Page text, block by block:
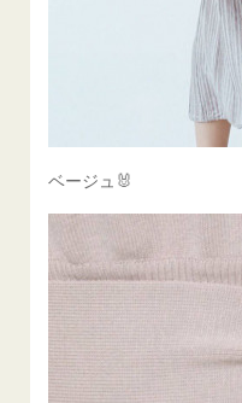
ベージュ🐰